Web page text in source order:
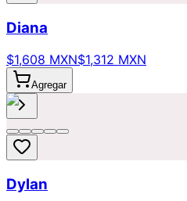
Diana
$1,608 MXN$1,312 MXN
Agregar
Dylan